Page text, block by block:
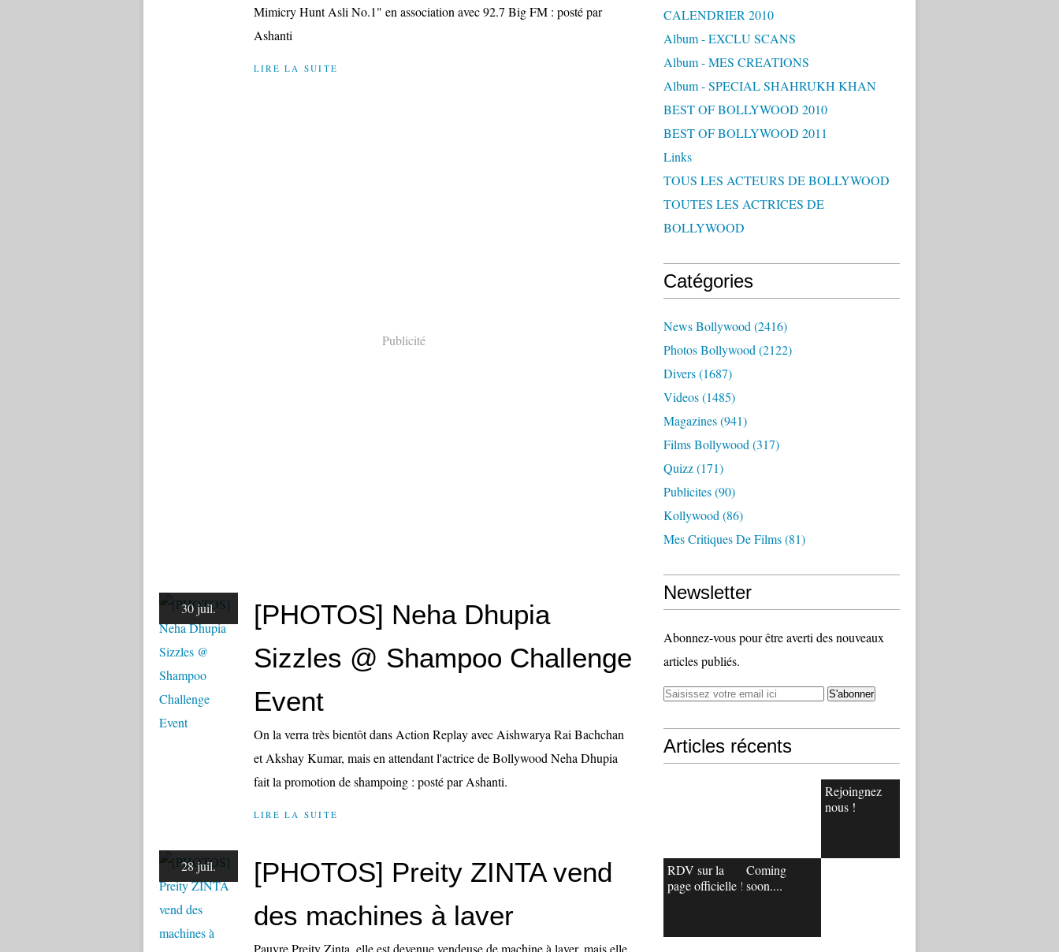
Mimicry Hunt Asli No.1" en association avec 92.7 Big FM : posté par
Ashanti
LIRE LA SUITE
Publicité
30 juil.
[PHOTOS] Neha Dhupia
Sizzles @ Shampoo Challenge
Event
On la verra très bientôt dans Action Replay avec Aishwarya Rai Bachchan
et Akshay Kumar, mais en attendant l'actrice de Bollywood Neha Dhupia
fait la promotion de shampoing : posté par Ashanti.
LIRE LA SUITE
28 juil.
[PHOTOS] Preity ZINTA vend
des machines à laver
Pauvre Preity Zinta, elle est devenue vendeuse de machine à laver, mais elle
CALENDRIER 2010
Album - EXCLU SCANS
Album - MES CREATIONS
Album - SPECIAL SHAHRUKH KHAN
BEST OF BOLLYWOOD 2010
BEST OF BOLLYWOOD 2011
Links
TOUS LES ACTEURS DE BOLLYWOOD
TOUTES LES ACTRICES DE
BOLLYWOOD
Catégories
News Bollywood (2416)
Photos Bollywood (2122)
Divers(1687)
Videos(1485)
Magazines(941)
Films Bollywood (317)
Quizz(171)
Publicites(90)
Kollywood (86)
Mes Critiques De Films(81)
Newsletter
Abonnez-vous pour être averti des nouveaux
articles publiés.
Articles récents
Rejoingnez
nous !
RDV sur la
page officielle !
Coming
soon....